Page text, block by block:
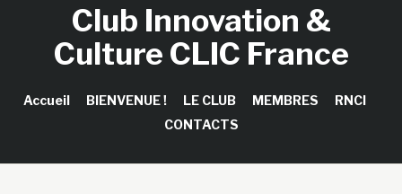
Club Innovation &
Culture CLIC France
Accueil BIENVENUE ! LE CLUB MEMBRES
RNCI
CONTACTS